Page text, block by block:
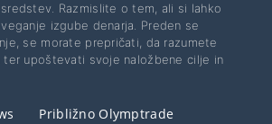
Razmislite o tem, ali si lahko
izgube denarja. Preden se
se morate prepričati, da razumete
ter upoštevati svoje naložbene cilje in
Približno Olymptrade